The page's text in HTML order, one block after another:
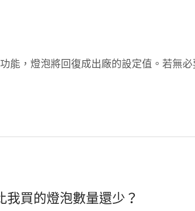
，燈泡將回復成出廠的設定值。若無
買的燈泡數量還少？